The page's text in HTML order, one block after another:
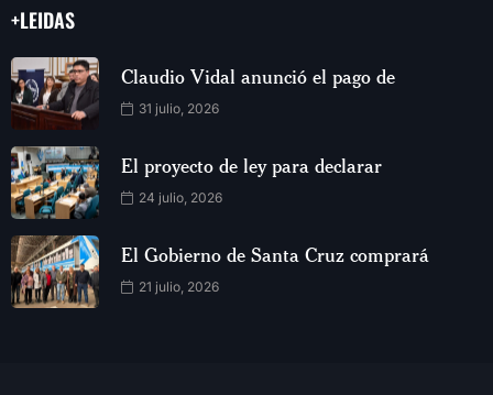
+LEIDAS
Claudio Vidal anunció el pago de
31 julio, 2026
El proyecto de ley para declarar
24 julio, 2026
El Gobierno de Santa Cruz comprará
21 julio, 2026